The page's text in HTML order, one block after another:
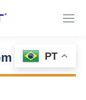
o Futuro
aqui:
PT